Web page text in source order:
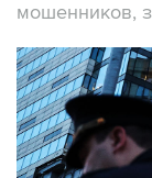
мошенников,